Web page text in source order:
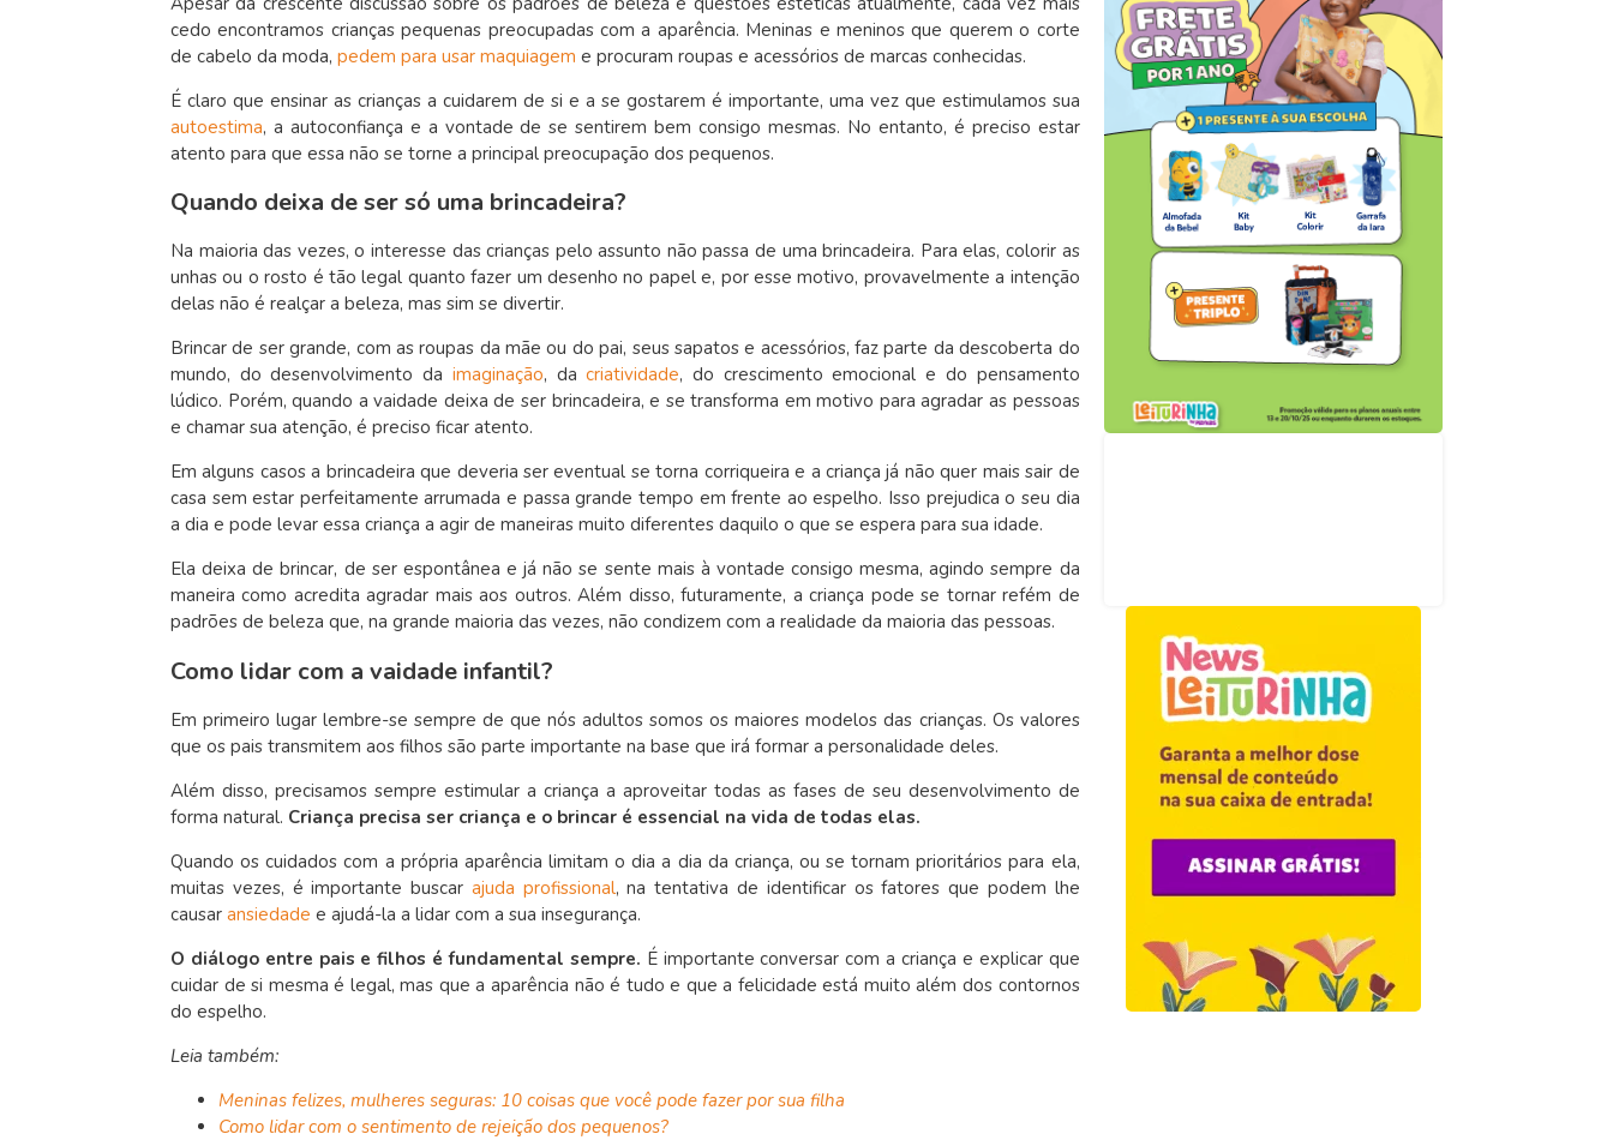
cedo encontramos crianças pequenas preocupadas com a aparência. Meninas e meninos que querem o corte
de cabelo da moda, pedem para usar maquiagem e procuram roupas e acessórios de marcas conhecidas.
É claro que ensinar as crianças a cuidarem de si e a se gostarem é importante, uma vez que estimulamos sua
autoestima, a autoconfiança e a vontade de se sentirem bem consigo mesmas. No entanto, é preciso estar
atento para que essa não se torne a principal preocupação dos pequenos.
Quando deixa de ser só uma brincadeira?
Na maioria das vezes, o interesse das crianças pelo assunto não passa de uma brincadeira. Para elas, colorir as
unhas ou o rosto é tão legal quanto fazer um desenho no papel e, por esse motivo, provavelmente a intenção
delas não é realçar a beleza, mas sim se divertir.
Brincar de ser grande, com as roupas da mãe ou do pai, seus sapatos e acessórios, faz parte da descoberta do
mundo, do desenvolvimento da imaginação, dacriatividade, do crescimento emocional e do pensamento
lúdico. Porém, quando a vaidade deixa de ser brincadeira, e se transforma em motivo para agradar as pessoas
e chamar sua atenção, é preciso ficar atento.
Em alguns casos a brincadeira que deveria ser eventual se torna corriqueira e a criança já não quer mais sair de
casa sem estar perfeitamente arrumada e passa grande tempo em frente ao espelho. Isso prejudica o seu dia
a dia e pode levar essa criança a agir de maneiras muito diferentes daquilo o que se espera para sua idade.
Ela deixa de brincar, de ser espontânea e já não se sente mais à vontade consigo mesma, agindo sempre da
maneira como acredita agradar mais aos outros. Além disso, futuramente, a criança pode se tornar refém de
padrões de beleza que, na grande maioria das vezes, não condizem com a realidade da maioria das pessoas.
Como lidar com a vaidade infantil?
Em primeiro lugar lembre-se sempre de que nós adultos somos os maiores modelos das crianças. Os valores
que os pais transmitem aos filhos são parte importante na base que irá formar a personalidade deles.
Além disso, precisamos sempre estimular a criança a aproveitar todas as fases de seu desenvolvimento de
forma natural. Criança precisa ser criança e o brincar é essencial na vida de todas elas.
Quando os cuidados com a própria aparência limitam o dia a dia da criança, ou se tornam prioritários para ela,
muitas vezes, é importante buscar ajuda profissional, na tentativa de identificar os fatores que podem lhe
causar ansiedade e ajudá-la a lidar com a sua insegurança.
O diálogo entre pais e filhos é fundamental sempre. É importante conversar com a criança e explicar que
cuidar de si mesma é legal, mas que a aparência não é tudo e que a felicidade está muito além dos contornos
do espelho.
Leia também:
Meninas felizes, mulheres seguras: 10 coisas que você pode fazer por sua filha
Como lidar com o sentimento de rejeição dos pequenos?